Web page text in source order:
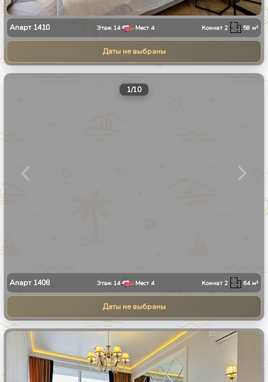
Апарт 1410 Этаж 14 Мест 4 Комнат2 58 м²
Даты не выбраны
1/10
Апарт 1408 Этаж 14 Мест 4 Комнат2 64м²
Даты не выбраны